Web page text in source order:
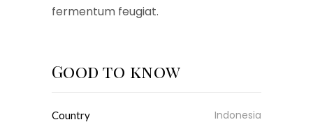
fermentum feugiat.
Good to know
Country Indonesia